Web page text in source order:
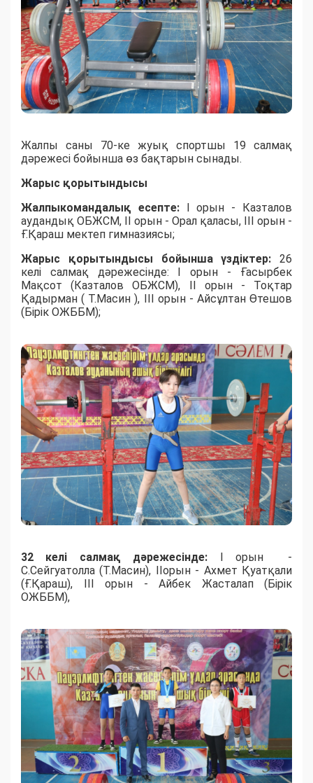
Жалпы саны 70-ке жуық спортшы 19 салмақ
дәрежесі бойынша өз бақтарын сынады.
Жарыс қорытындысы
Жалпыкомандалық есепте: I орын - Казталов
аудандық ОБЖСМ, II орын - Орал қаласы, III орын -
Ғ.Қараш мектеп гимназиясы;
Жарыс қорытындысы бойынша үздіктер: 26
келі салмақ дәрежесінде: I орын - Ғасырбек
Мақсот (Казталов ОБЖСМ), II орын - Тоқтар
Қадырман ( Т.Масин ), III орын - Айсұлтан Өтешов
(Бірік ОЖББМ);
32 келі салмақ дәрежесінде: I орын -
С.Сейгуатолла (Т.Масин), IIорын - Ахмет Қуатқали
(Ғ.Қараш), III орын - Айбек Жасталап (Бірік
ОЖББМ),